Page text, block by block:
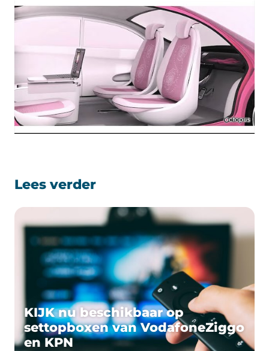
Lees verder
KIJK nu beschikbaar op
settopboxen van VodafoneZiggo
en KPN